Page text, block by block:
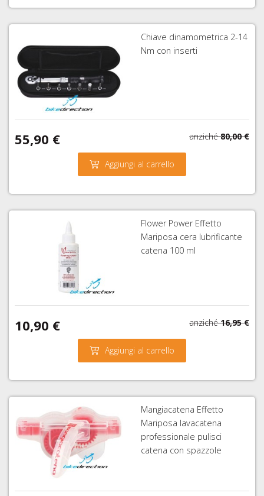
Chiave dinamometrica 2-14
Nm con inserti
55,90 € anziché 80,00 €
Aggiungi al carrello
Flower Power Effetto
Mariposa cera lubrificante
catena 100 ml
10,90 € anziché 16,95 €
Aggiungi al carrello
Mangiacatena Effetto
Mariposa lavacatena
professionale pulisci
catena con spazzole